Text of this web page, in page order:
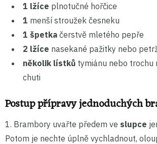
1 lžíce plnotučné hořčice
1 menší stroužek česneku
1 špetka čerstvě mletého pepře
2 lžíce nasekané pažitky nebo
několik lístků tymiánu nebo trochu
chuti
Postup přípravy jednoduchých
1. Brambory uvařte předem ve slupce
Potom je nechte úplně vychladnout,